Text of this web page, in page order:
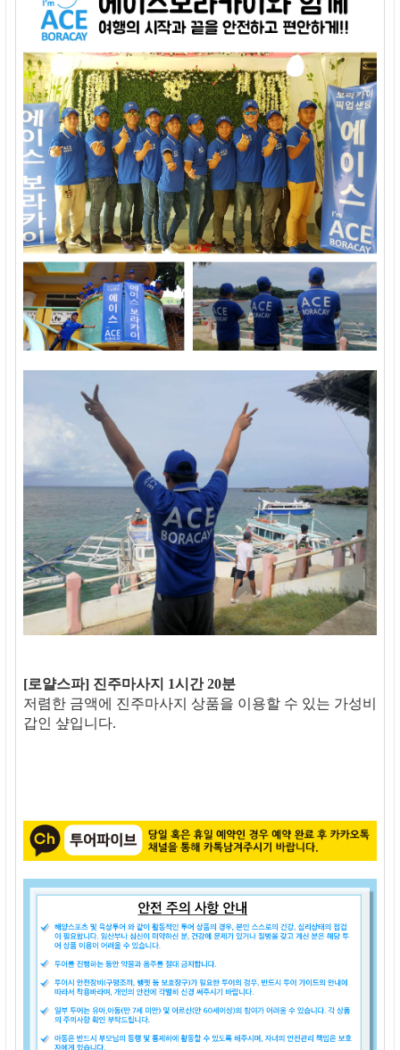
[로얄스파] 진주마사지 1시간 20분
저렴한 금액에 진주마사지 상품을 이용할 수 있는 가성비
갑인 샾입니다.